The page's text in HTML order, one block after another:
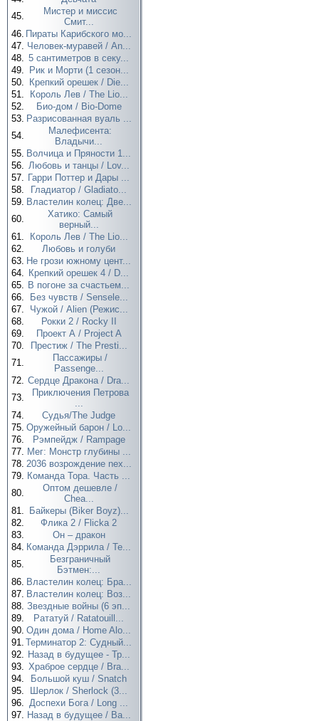
45.
Мистер и миссис
Смит...
46. Пираты Карибского мо...
47. Человек-муравей / An...
48. 5 сантиметров в секу...
49.
Рик и Морти (1 сезон...
50.
Крепкий орешек / Die...
51.
Король Лев / The Lio...
52.
Био-дом / Bio-Dome
53. Разрисованная вуаль ...
54.
Малефисента:
Владычи...
55. Волчица и Пряности 1...
56. Любовь и танцы / Lov...
57. Гарри Поттер и Дары ...
58.
Гладиатор / Gladiato...
59. Властелин колец: Две...
60.
Хатико: Самый
верный...
61.
Король Лев / The Lio...
62.
Любовь и голуби
63. Не грози южному цент...
64. Крепкий орешек 4 / D...
65. В погоне за счастьем...
66.
Без чувств / Sensele...
67.
Чужой / Alien (Режис...
68.
Рокки 2 / Rocky II
69.
Проект А / Project A
70.
Престиж / The Presti...
71.
Пассажиры /
Passenge...
72. Сердце Дракона / Dra...
73.
Приключения Петрова
...
74.
Судья/The Judge
75. Оружейный барон / Lo...
76.
Рэмпейдж / Rampage
77. Мег: Монстр глубины ...
78. 2036 возрождение nex...
79. Команда Тора. Часть ...
80.
Оптом дешевле /
Chea...
81.
Байкеры (Biker Boyz)...
82.
Флика 2 / Flicka 2
83.
Он – дракон
84. Команда Дэррила / Te...
85.
Безграничный
Бэтмен:...
86. Властелин колец: Бра...
87. Властелин колец: Воз...
88. Звездные войны (6 эп...
89.
Рататуй / Ratatouill...
90. Один дома / Home Alo...
91. Терминатор 2: Судный...
92. Назад в будущее - Тр...
93. Храброе сердце / Bra...
94.
Большой куш / Snatch
95.
Шерлок / Sherlock (3...
96. Доспехи Бога / Long ...
97. Назад в будущее / Ba...